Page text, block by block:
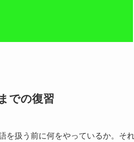
での復習
を扱う前に何をやっているか。そ